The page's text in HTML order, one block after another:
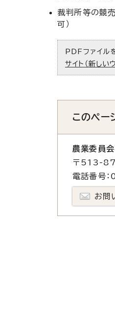
裁判所等の競
可）
PDFファイル
サイト（新しい
このペー
農業委員
〒513-
電話番号
お問